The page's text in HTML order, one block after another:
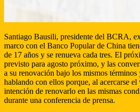
Santiago Bausili, presidente del BCRA,
marco con el Banco Popular de China
de 17 años y se renueva cada tres. El
previsto para agosto próximo, y las
a su renovación bajo los mismos
hablando con ellos porque, al acercarse
intención de renovarlo en las mismas
durante una conferencia de prensa.